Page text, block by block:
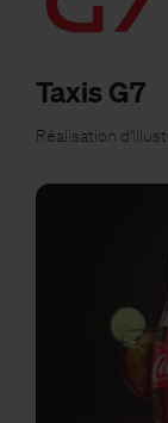
Taxis G7
Réalisation